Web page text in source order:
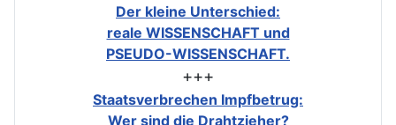
Der kleine Unterschied:
reale WISSENSCHAFT und
PSEUDO-WISSENSCHAFT.
+++
Staatsverbrechen Impfbetrug:
Wer sind die Drahtzieher?